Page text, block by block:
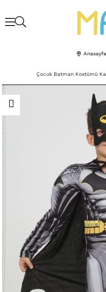
Anasayfa
Çocuk Batman Kostümü